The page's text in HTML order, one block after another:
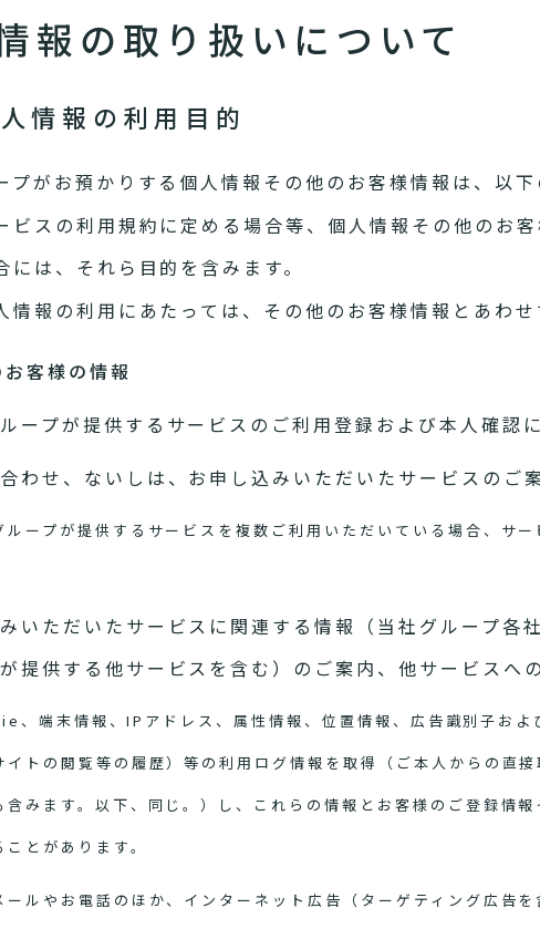
報の取り扱いについて
情報の利用目的
プがお預かりする個人情報その他のお客様情報は、以下
ビスの利用規約に定める場合等、個人情報その他のお
には、それら目的を含みます。
情報の利用にあたっては、その他のお客様情報とあわせ
客様の情報
ープが提供するサービスのご利用登録および本人確認
わせ、ないしは、お申し込みいただいたサービスのご
ループが提供するサービスを複数ご利用いただいている場合、サ
いただいたサービスに関連する情報（当社グループ各
提供する他サービスを含む）のご案内、他サービスへ
、端末情報、IPアドレス、属性情報、位置情報、広告識別子およ
イトの閲覧等の履歴）等の利用ログ情報を取得（ご本人からの直
含みます。以下、同じ。）し、これらの情報とお客様のご登録情
ことがあります。
ールやお電話のほか、インターネット広告（ターゲティング広告を